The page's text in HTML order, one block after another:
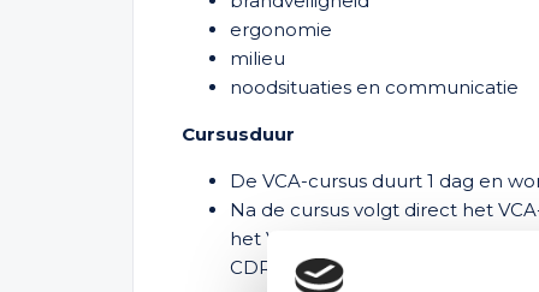
ergonomie
milieu
noodsituaties en communicatie
Cursusduur
De VCA-cursus duurt 1 dag en
Na de cursus volgt direct het
het VCA-diploma, dat 10 jaar
CDR-register.